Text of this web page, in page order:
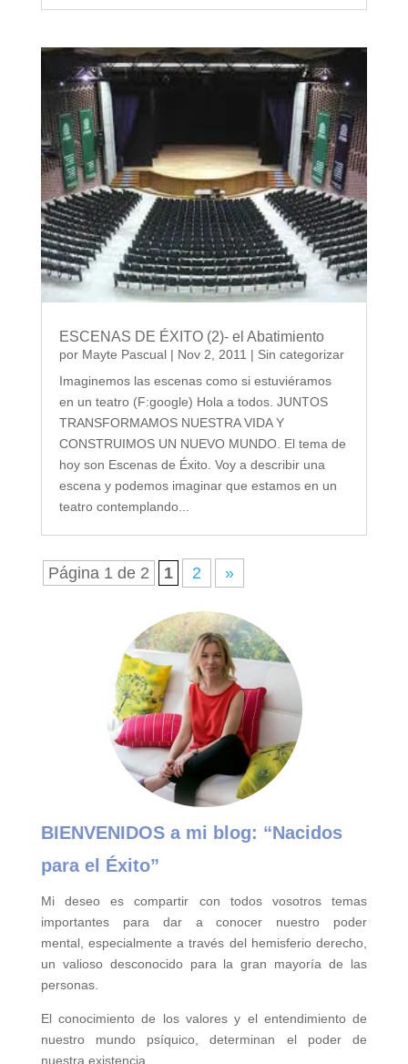
ESCENAS DE ÉXITO (2)- el Abatimiento
por Mayte Pascual| Nov 2, 2011 | Sin categorizar
Imaginemos las escenas como si estuviéramos
en un teatro (F:google) Hola a todos. JUNTOS
TRANSFORMAMOS NUESTRA VIDA Y
CONSTRUIMOS UN NUEVO MUNDO. El tema de
hoy son Escenas de Éxito. Voy a describir una
escena y podemos imaginar que estamos en un
teatro contemplando...
Página 1 de 2 1 2 »
BIENVENIDOS a mi blog: “Nacidos
para el Éxito”
Mi deseo es compartir con todos vosotros temas
importantes para
dar a conocer nuestro poder
mental, especialmente a través del hemisferio derecho,
un valioso desconocido para la gran mayoría de las
personas.
El conocimiento de los valores y el entendimiento de
nuestro mundo psíquico, determinan el poder de
nuestra existencia.